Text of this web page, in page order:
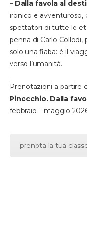
– Dalla favola al
ironico e avventuroso,
spettatori di tutte le
penna di Carlo
solo una fiaba: è il
verso l’umanità.
Prenotazioni a partire
Pinocchio. Dalla
febbraio – maggio
prenota la tua